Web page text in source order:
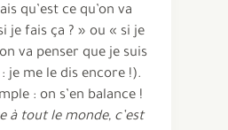
qu’est ce qu’on va
je fais ça ? » ou « si je
va penser que je suis
je me le dis encore !).
: on s’en balance !
à tout le monde, c’est